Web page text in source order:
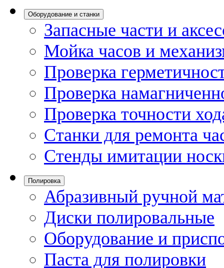
Оборудование и станки
Запасные части и
Мойка часов и
Проверка
Проверка
Проверка точности
Станки для ремонта
Стенды имитации
Полировка
Абразивный ручной
Диски полировальные
Оборудование и
Паста для полировки